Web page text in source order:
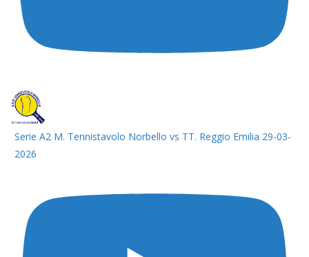
Serie A2 M. Tennistavolo Norbello vs TT. Reggio Emilia 29-03-
2026